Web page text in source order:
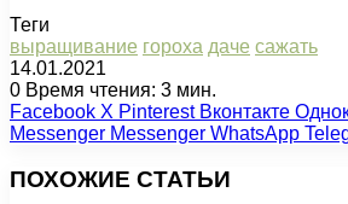
Теги
выращивание гороха даче сажать
14.01.2021
0 Время чтения: 3 мин.
Facebook X Pinterest Вконтакте
Messenger Messenger WhatsApp
ПОХОЖИЕ СТАТЬИ